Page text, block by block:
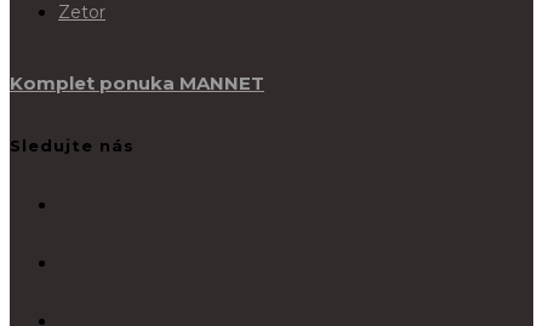
Zetor
Komplet ponuka MANNET
Sledujte nás